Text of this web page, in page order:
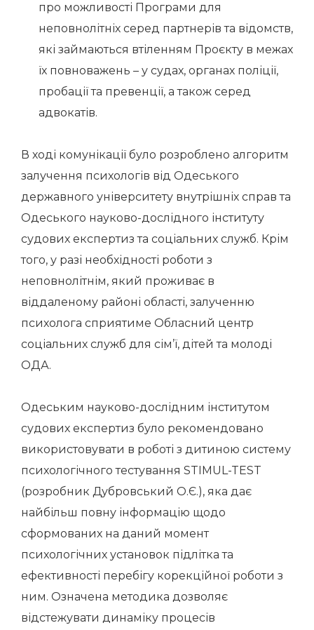
про можливості Програми для
неповнолітніх серед партнерів та відомств,
які займаються втіленням Проєкту в межах
їх повноважень – у судах, органах поліції,
пробації та превенції, а також серед
адвокатів.
В ході комунікації було розроблено алгоритм
залучення психологів від Одеського
державного університету внутрішніх справ та
Одеського науково-дослідного інституту
судових експертиз та соціальних служб. Крім
того, у разі необхідності роботи з
неповнолітнім, який проживає в
віддаленому районі області, залученню
психолога сприятиме Обласний центр
соціальних служб для сім’ї, дітей та молоді
ОДА.
Одеським науково-дослідним інститутом
судових експертиз було рекомендовано
використовувати в роботі з дитиною систему
психологічного тестування STIMUL-TEST
(розробник Дубровський О.Є.), яка дає
найбільш повну інформацію щодо
сформованих на даний момент
психологічних установок підлітка та
ефективності перебігу корекційної роботи з
ним. Означена методика дозволяє
відстежувати динаміку процесів